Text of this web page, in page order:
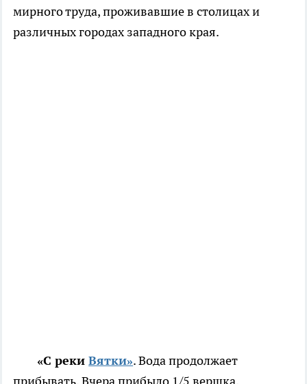
мирного труда, проживавшие в столицах и
различных городах западного края.
«С реки Вятки». Вода продолжает